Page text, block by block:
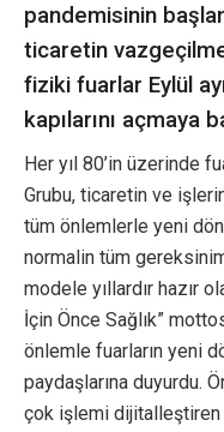
pandemisinin
ticaretin
fiziki fuarlar Eylül
kapılarını açmaya
Her yıl 80’in üzerinde
Grubu, ticaretin ve
tüm önlemlerle yeni
normalin tüm
modele yıllardır hazır
İçin Önce Sağlık”
önlemle fuarların yeni
paydaşlarına duyurdu.
çok işlemi dijitalleştiren